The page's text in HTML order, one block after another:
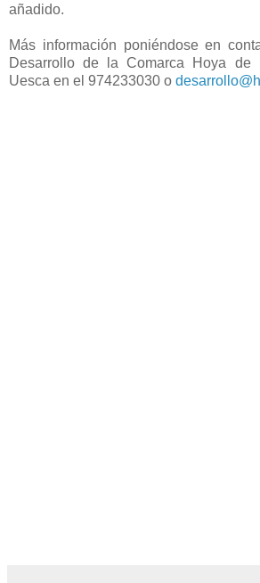
añadido.
Más información poniéndose en
Desarrollo de la Comarca Hoya
Uesca en el 974233030 o